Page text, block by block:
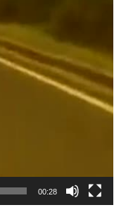
00:28